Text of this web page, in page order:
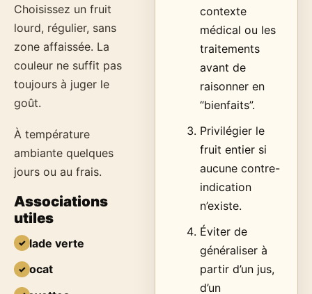
Choisissez un fruit
lourd, régulier, sans
zone affaissée. La
couleur ne suffit pas
toujours à juger le
goût.
À température
ambiante quelques
jours ou au frais.
Associations
utiles
salade verte
avocat
contexte
médical ou les
traitements
avant de
raisonner en
“bienfaits”.
Privilégier le
fruit entier si
aucune contre-
indication
n’existe.
Éviter de
généraliser à
partir d’un jus,
d’un